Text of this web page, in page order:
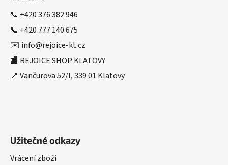
📞 +420 376 382 946
📞 +420 777 140 675
✉️ info@rejoice-kt.cz
🏬 REJOICE SHOP KLATOVY
📍 Vančurova 52/I, 339 01 Klatovy
Užitečné odkazy
Vrácení zboží